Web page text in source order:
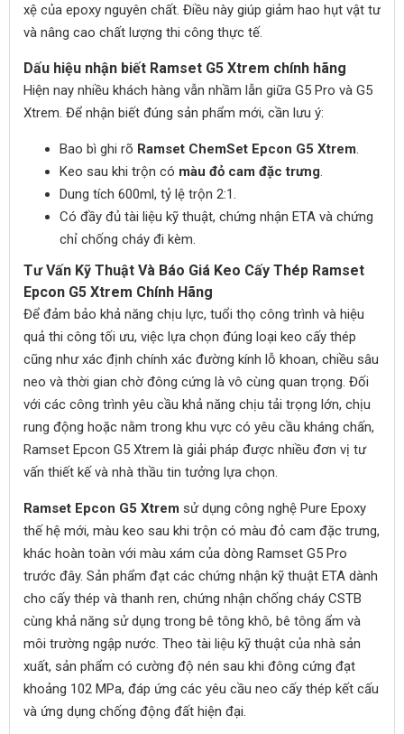
xệ của epoxy nguyên chất. Điều này giúp giảm hao hụt vật tư
và nâng cao chất lượng thi công thực tế.
Dấu hiệu nhận biết Ramset G5 Xtrem chính hãng
Hiện nay nhiều khách hàng vẫn nhầm lẫn giữa G5 Pro và G5
Xtrem. Để nhận biết đúng sản phẩm mới, cần lưu ý:
Bao bì ghi rõ Ramset ChemSet Epcon G5 Xtrem
Keo sau khi trộn có màu đỏ cam đặc trưng
Dung tích 600ml, tỷ lệ trộn 2:1.
Có đầy đủ tài liệu kỹ thuật, chứng nhận ETA và chứng
chỉ chống cháy đi kèm.
Tư Vấn Kỹ Thuật Và Báo Giá Keo Cấy Thép Ramset
Epcon G5 Xtrem Chính Hãng
Để đảm bảo khả năng chịu lực, tuổi thọ công trình và hiệu
quả thi công tối ưu, việc lựa chọn đúng loại keo cấy thép
cũng như xác định chính xác đường kính lỗ khoan, chiều sâu
neo và thời gian chờ đông cứng là vô cùng quan trọng. Đối
với các công trình yêu cầu khả năng chịu tải trọng lớn, chịu
rung động hoặc nằm trong khu vực có yêu cầu kháng chấn,
Ramset Epcon G5 Xtrem là giải pháp được nhiều đơn vị tư
vấn thiết kế và nhà thầu tin tưởng lựa chọn.
Ramset Epcon G5 Xtrem sử dụng công nghệ Pure Epoxy
thế hệ mới, màu keo sau khi trộn có màu đỏ cam đặc trưng,
khác hoàn toàn với màu xám của dòng Ramset G5 Pro
trước đây. Sản phẩm đạt các chứng nhận kỹ thuật ETA dành
cho cấy thép và thanh ren, chứng nhận chống cháy CSTB
cùng khả năng sử dụng trong bê tông khô, bê tông ẩm và
môi trường ngập nước. Theo tài liệu kỹ thuật của nhà sản
xuất, sản phẩm có cường độ nén sau khi đông cứng đạt
khoảng 102 MPa, đáp ứng các yêu cầu neo cấy thép kết cấu
và ứng dụng chống động đất hiện đại.